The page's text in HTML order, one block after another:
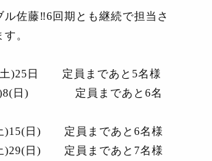
ル佐藤‼6回期とも継続で担当さ
。
土)25 日 定員まであと 5名様
日) 定員まであと6名
)15( 日) 定員まであと6名様
)29( 日) 定員まであと 7名様